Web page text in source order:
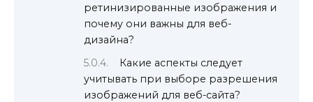
ретинизированные изображения и
почему они важны для веб-
дизайна?
Какие аспекты следует
учитывать при выборе разрешения
изображений для веб-сайта?